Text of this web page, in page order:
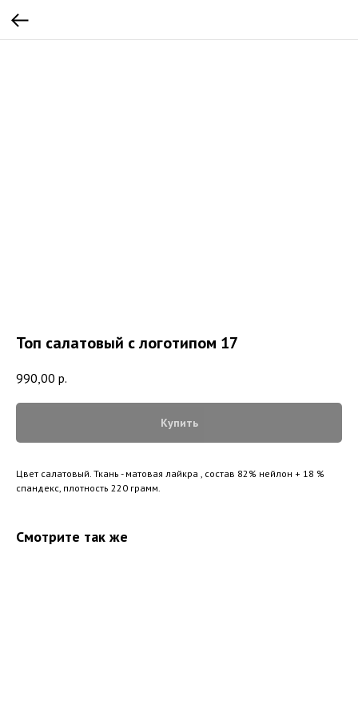
Топ салатовый с логотипом 17
990,00 р.
Купить
Цвет салатовый. Ткань - матовая лайкра , состав 82% нейлон + 18 %
спандекс, плотность 220 грамм.
Смотрите так же